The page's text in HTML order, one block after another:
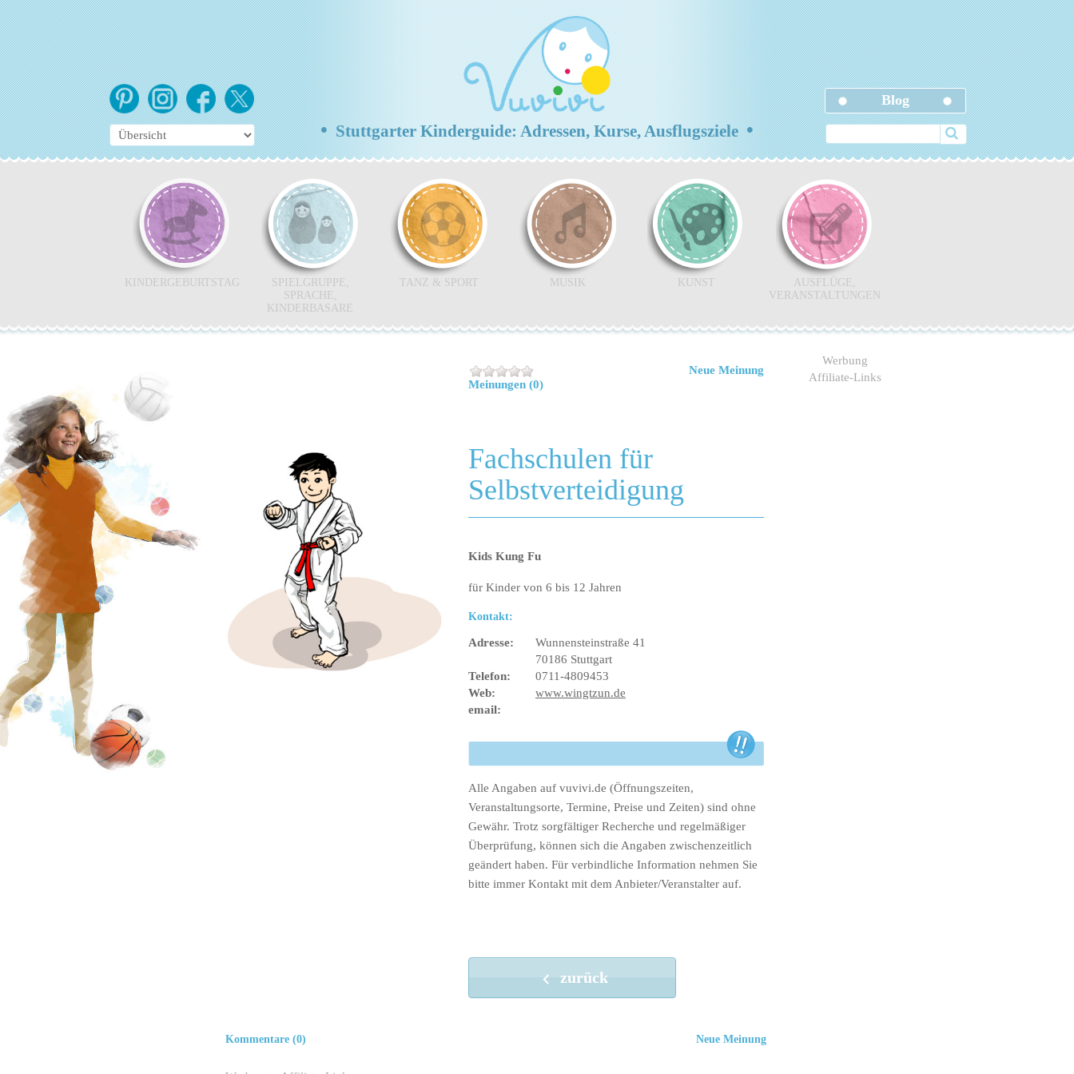
Blog
•Stuttgarter Kinderguide: Adressen, Kurse, Ausflugsziele•
KINDERGEBURTSTAG
SPIELGRUPPE,
SPRACHE,
KINDERBASARE
TANZ & SPORT MUSIK KUNST
AUSFLÜGE,
VERANSTALTUNGEN
Meinungen (0)
Neue Meinung
Fachschulen für
Selbstverteidigung
Kids Kung Fu
für Kinder von 6 bis 12 Jahren
Kontakt:
Adresse:
Wunnensteinstraße 41
70186 Stuttgart
Telefon:
0711-4809453
Web:
www.wingtzun.de
email:
Alle Angaben auf vuvivi.de (Öffnungszeiten,
Veranstaltungsorte, Termine, Preise und Zeiten) sind ohne
Gewähr. Trotz sorgfältiger Recherche und regelmäßiger
Überprüfung, können sich die Angaben zwischenzeitlich
geändert haben. Für verbindliche Information nehmen Sie
bitte immer Kontakt mit dem Anbieter/Veranstalter auf.
zurück
Neue Meinung
Kommentare (0)
Werbung
Affiliate-Links